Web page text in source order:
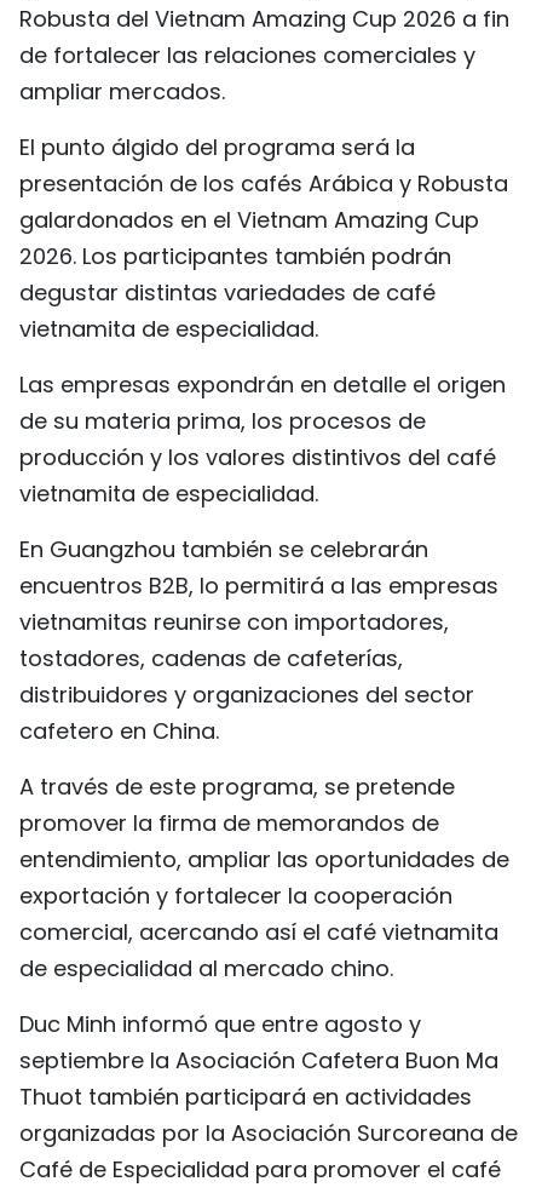
Robusta del Vietnam Amazing Cup 2026 a fin
de fortalecer las relaciones comerciales y
ampliar mercados.
El punto álgido del programa será la
presentación de los cafés Arábica y Robusta
galardonados en el Vietnam Amazing Cup
2026. Los participantes también podrán
degustar distintas variedades de café
vietnamita de especialidad.
Las empresas expondrán en detalle el origen
de su materia prima, los procesos de
producción y los valores distintivos del café
vietnamita de especialidad.
En Guangzhou también se celebrarán
encuentros B2B, lo permitirá a las empresas
vietnamitas reunirse con importadores,
tostadores, cadenas de cafeterías,
distribuidores y organizaciones del sector
cafetero en China.
A través de este programa, se pretende
promover la firma de memorandos de
entendimiento, ampliar las oportunidades de
exportación y fortalecer la cooperación
comercial, acercando así el café vietnamita
de especialidad al mercado chino.
Duc Minh informó que entre agosto y
septiembre la Asociación Cafetera Buon Ma
Thuot también participará en actividades
organizadas por la Asociación Surcoreana de
Café de Especialidad para promover el café